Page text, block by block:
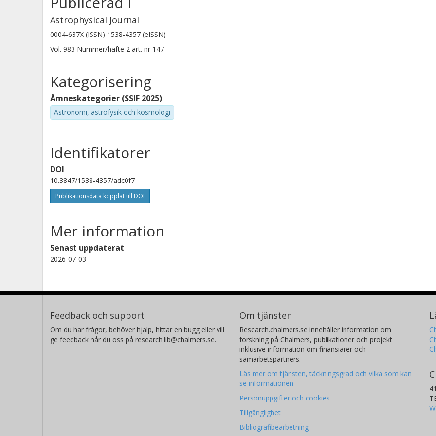
Krisztina E. Gabányi
Eötvös Loránd University (ELTE)
Magyar Tudomanyos Akademia
CSILLAGASZATI ES FOLDTUDOMANYI
KUTATOKOZPONT (CSFK)
Astrophysical Journal
0004-637X (ISSN) 1538-4357 (eISSN)
Vol. 983 Nummer/häfte 2 art. nr 147
Kategorisering
Ämneskategorier (SSIF 2025)
Astronomi, astrofysik och kosmologi
Identifikatorer
DOI
10.3847/1538-4357/adc0f7
Publikationsdata kopplat till DOI
Mer information
Senast uppdaterat
2026-07-03
Feedback och support
Om du har frågor, behöver hjälp, hittar en bugg eller vill
ge feedback når du oss på research.lib@chalmers.se.
Om tjänsten
Research.chalmers.se innehåller information om
forskning på Chalmers, publikationer och projekt
inklusive information om finansiärer och
samarbetspartners.
Läs mer om tjänsten, täckningsgrad och vilka som kan
se informationen
Personuppgifter och cookies
Tillgänglighet
Bibliografibearbetning